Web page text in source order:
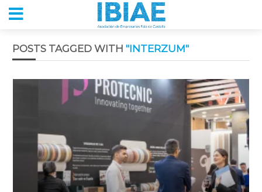
POSTS TAGGED WITH "INTERZUM"